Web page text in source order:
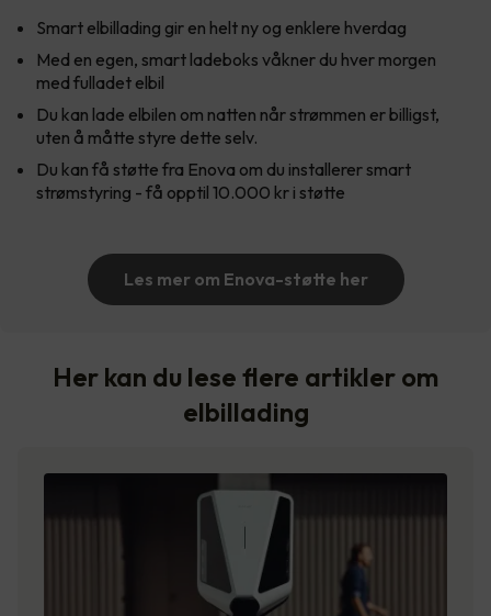
Smart elbillading gir en helt ny og enklere hverdag
Med en egen, smart ladeboks våkner du hver morgen
med fulladet elbil
Du kan lade elbilen om natten når strømmen er billigst,
uten å måtte styre dette selv.
Du kan få støtte fra Enova om du installerer smart
strømstyring - få opptil 10.000 kr i støtte
Les mer om Enova-støtte her
Her kan du lese flere artikler om
elbillading